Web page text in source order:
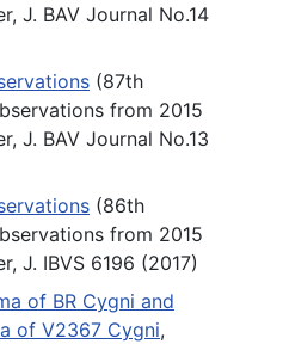
J. BAV Journal No.14
(87th
from 2015
J. BAV Journal No.13
(86th
from 2015
J. IBVS 6196 (2017)
of BR Cygni and
of V2367 Cygni,